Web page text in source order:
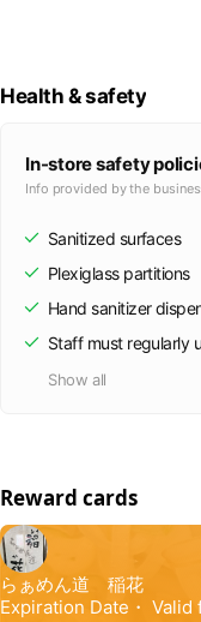
Health & safety
In-store safety
Info provided by the
Sanitized surfaces
Plexiglass partitions
Hand sanitizer
Staff must regularly
Show all
Reward cards